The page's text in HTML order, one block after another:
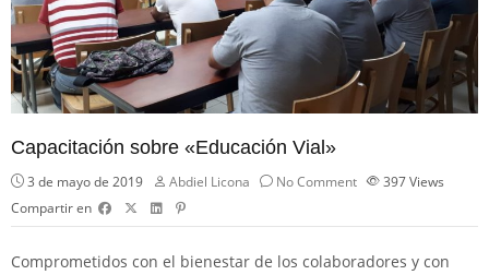
Capacitación sobre «Educación Vial»
3 de mayo de 2019 Abdiel Licona No Comment 397Views
Compartir en
Comprometidos con el bienestar de los colaboradores y con